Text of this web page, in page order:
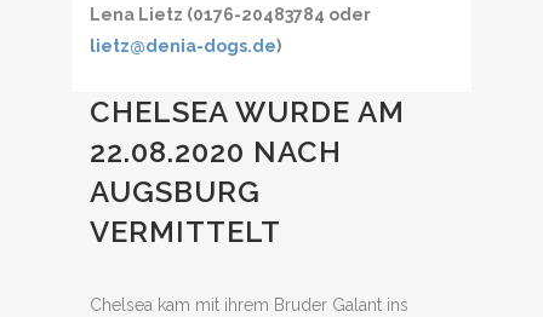
Lena Lietz (0176-20483784 oder
lietz@denia-dogs.de)
CHELSEA WURDE AM
22.08.2020 NACH
AUGSBURG
VERMITTELT
Chelsea kam mit ihrem Bruder Galant ins